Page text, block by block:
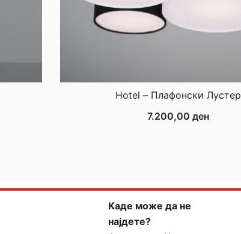
Hotel – Плафонски Лустер
7.200,00ден
Каде може да не
најдете?